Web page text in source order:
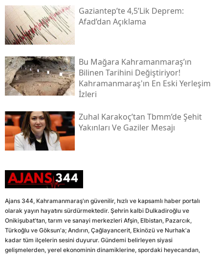
Gaziantep’te 4,5’lik Deprem:
Afad’dan Açıklama
Bu Mağara Kahramanmaraş’ın
Bilinen Tarihini Değiştiriyor!
Kahramanmaraş'ın En Eski Yerleşim
İzleri
Zuhal Karakoç’tan Tbmm’de Şehit
Yakınları Ve Gaziler Mesajı
Ajans 344, Kahramanmaraş'ın güvenilir, hızlı ve kapsamlı haber portalı
olarak yayın hayatını sürdürmektedir. Şehrin kalbi Dulkadiroğlu ve
Onikişubat'tan, tarım ve sanayi merkezleri Afşin, Elbistan, Pazarcık,
Türkoğlu ve Göksun'a; Andırın, Çağlayancerit, Ekinözü ve Nurhak'a
kadar tüm ilçelerin sesini duyurur. Gündemi belirleyen siyasi
gelişmelerden, yerel ekonominin dinamiklerine, spordaki heyecandan,